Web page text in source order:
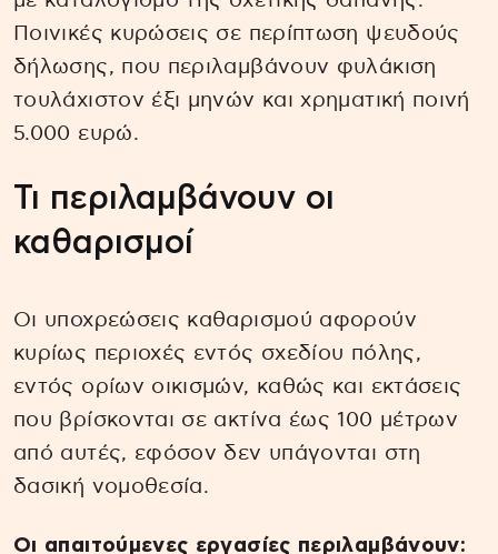
Ποινικές κυρώσεις σε περίπτωση ψευδούς
δήλωσης, που περιλαμβάνουν φυλάκιση
τουλάχιστον έξι μηνών και χρηματική ποινή
5.000 ευρώ.
Τι περιλαμβάνουν οι
καθαρισμοί
Οι υποχρεώσεις καθαρισμού αφορούν
κυρίως περιοχές εντός σχεδίου πόλης,
εντός ορίων οικισμών, καθώς και εκτάσεις
που βρίσκονται σε ακτίνα έως 100 μέτρων
από αυτές, εφόσον δεν υπάγονται στη
δασική νομοθεσία.
Οι απαιτούμενες εργασίες περιλαμβάνουν: